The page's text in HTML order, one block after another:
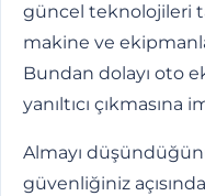
güncel teknolojileri
makine ve
Bundan dolayı oto
yanıltıcı çıkmasına
Almayı
güvenliğiniz